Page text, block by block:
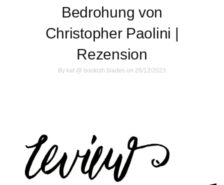
Bedrohung von
Christopher Paolini |
Rezension
By kat @ bookish blades on 26/12/2023